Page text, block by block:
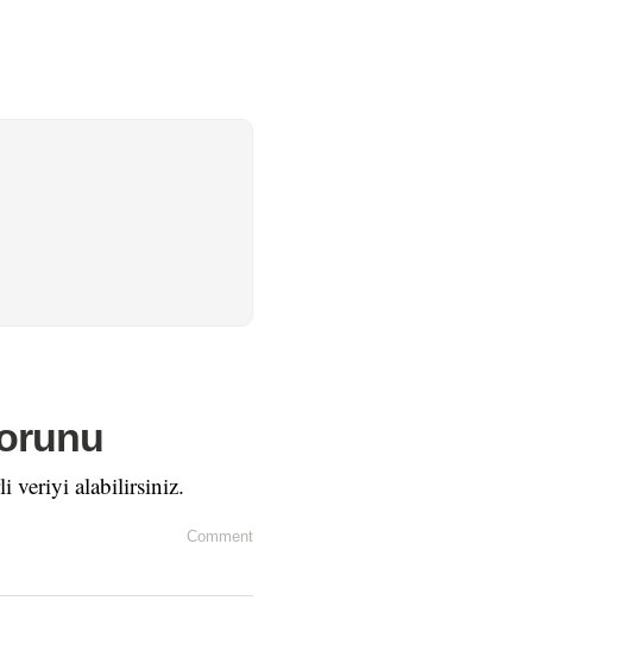
veriyi alabilirsiniz.
Comment